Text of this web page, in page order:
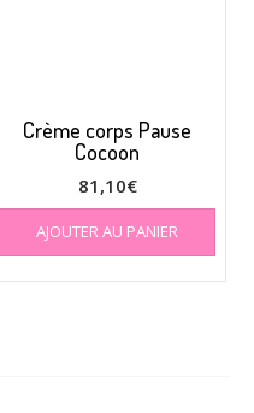
Crème corps Pause
Cocoon
81,10€
AJOUTER AU PANIER